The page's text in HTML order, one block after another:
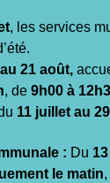
, les services
21 août,
, de 9h00 à
11 juillet au
: Du
le matin